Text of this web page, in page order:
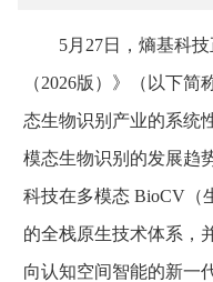
5月27日，熵基科技
（2026版）》（以下
态生物识别产业的系统
模态生物识别的发展趋
科技在多模态 BioCV（
的全栈原生技术体系，
向认知空间智能的新一